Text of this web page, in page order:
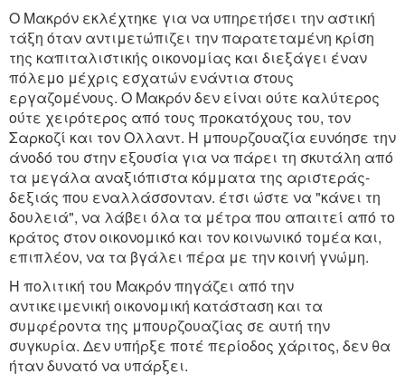
Ο Mακρόν εκλέχτηκε για να υπηρετήσει την αστική
τάξη όταν αντιμετώπιζει την παρατεταμένη κρίση
της καπιταλιστικής οικονομίας και διεξάγει έναν
πόλεμο μέχρις εσχατών ενάντια στους
εργαζομένους. Ο Mακρόν δεν είναι ούτε καλύτερος
ούτε χειρότερος από τους προκατόχους του, τον
Σαρκοζί και τον Ολλαντ. Η μπουρζουαζία ευνόησε την
άνοδό του στην εξουσία για να πάρει τη σκυτάλη από
τα μεγάλα αναξιόπιστα κόμματα της αριστεράς-
δεξιάς που εναλλάσσονταν. έτσι ώστε να "κάνει τη
δουλειά", να λάβει όλα τα μέτρα που απαιτεί από το
κράτος στον οικονομικό και τον κοινωνικό τομέα και,
επιπλέον, να τα βγάλει πέρα με την κοινή γνώμη.
Η πολιτική του Mακρόν πηγάζει από την
αντικειμενική οικονομική κατάσταση και τα
συμφέροντα της μπουρζουαζίας σε αυτή την
συγκυρία. Δεν υπήρξε ποτέ περίοδος χάριτος, δεν θα
ήταν δυνατό να υπάρξει.